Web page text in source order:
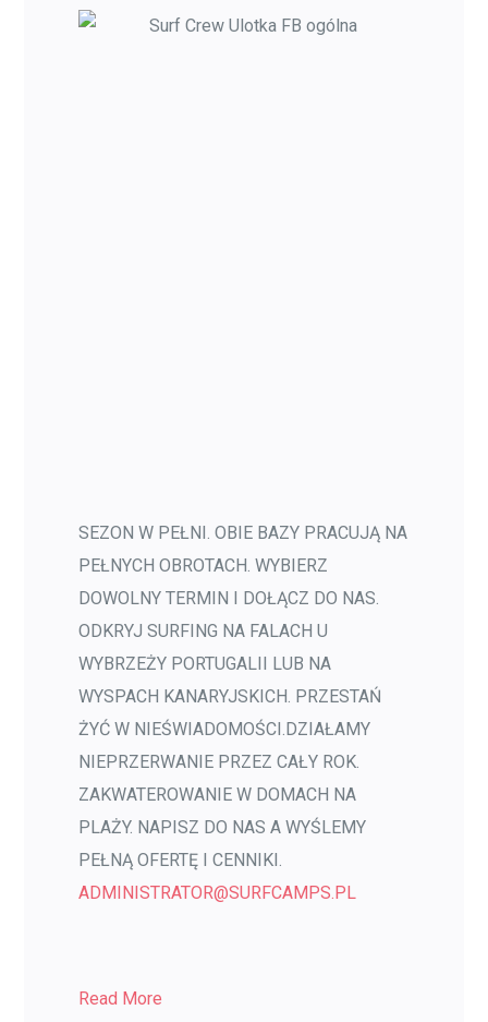
SEZON W PEŁNI. OBIE BAZY PRACUJĄ NA
PEŁNYCH OBROTACH. WYBIERZ
DOWOLNY TERMIN I DOŁĄCZ DO NAS.
ODKRYJ SURFING NA FALACH U
WYBRZEŻY PORTUGALII LUB NA
WYSPACH KANARYJSKICH. PRZESTAŃ
ŻYĆ W NIEŚWIADOMOŚCI.DZIAŁAMY
NIEPRZERWANIE PRZEZ CAŁY ROK.
ZAKWATEROWANIE W DOMACH NA
PLAŻY. NAPISZ DO NAS A WYŚLEMY
PEŁNĄ OFERTĘ I CENNIKI.
ADMINISTRATOR@SURFCAMPS.PL
Read More